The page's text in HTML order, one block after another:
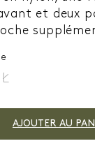
et deux
L
AJOUTER AU